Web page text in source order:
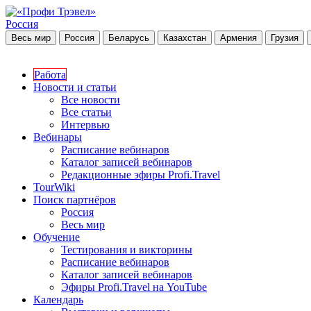
Россия
Весь мир Россия Беларусь Казахстан Армения Грузия
Работа
Новости и статьи
Все новости
Все статьи
Интервью
Вебинары
Расписание вебинаров
Каталог записей вебинаров
Редакционные эфиры Profi.Travel
TourWiki
Поиск партнёров
Россия
Весь мир
Обучение
Тестирования и викторины
Расписание вебинаров
Каталог записей вебинаров
Эфиры Profi.Travel на YouTube
Календарь